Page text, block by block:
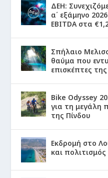
ΔΕΗ:
α΄ εξάμηνο
EBITDA στα
Σπήλαιο
θαύμα που
επισκέπτες
Bike Odyssey
για τη μεγάλη
της Πίνδου
Εκδρομή στο
και